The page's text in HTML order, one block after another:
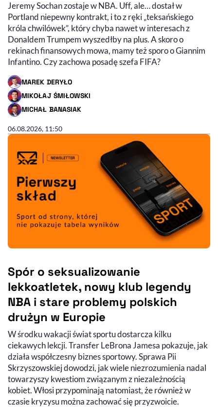
Jeremy Sochan zostaje w NBA. Uff, ale… dostał w
Portland niepewny kontrakt, i to z ręki „teksańskiego
króla chwilówek”, który chyba nawet w interesach z
Donaldem Trumpem wyszedłby na plus. A skoro o
rekinach finansowych mowa, mamy też sporo o Giannim
Infantino. Czy zachowa posadę szefa FIFA?
MAREK DERYŁO
- AUTOR ARTYKUŁU - PROFIL
MIKOŁAJ ŚMIŁOWSKI
- AUTOR ARTYKUŁU - PROFIL
MICHAŁ BANASIAK
- AUTOR ARTYKUŁU - PROFIL
06.08.2026, 11:50
Spór o seksualizowanie
lekkoatletek, nowy klub legendy
NBA i stare problemy polskich
drużyn w Europie
W środku wakacji świat sportu dostarcza kilku
ciekawych lekcji. Transfer LeBrona Jamesa pokazuje, jak
działa współczesny biznes sportowy. Sprawa Pii
Skrzyszowskiej dowodzi, jak wiele niezrozumienia nadal
towarzyszy kwestiom związanym z niezależnością
kobiet. Włosi przypominają natomiast, że również w
czasie kryzysu można zachować się przyzwoicie.